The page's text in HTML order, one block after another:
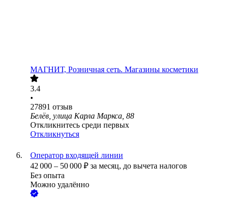
МАГНИТ, Розничная сеть. Магазины косметики
3.4
•
27891 отзыв
Белёв, улица Карла Маркса, 88
Откликнитесь среди первых
Откликнуться
Оператор входящей линии
42 000 – 50 000 ₽ за месяц, до вычета налогов
Без опыта
Можно удалённо